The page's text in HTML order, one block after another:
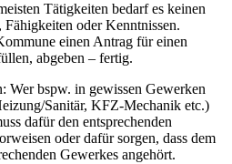
Tätigkeiten bedarf es keinen
Fähigkeiten oder Kenntnissen.
einen Antrag für einen
abgeben – fertig.
Wer bspw. in gewissen Gewerken
Sanitär, KFZ-Mechanik etc.)
dafür den entsprechenden
oder dafür sorgen, dass dem
Gewerkes angehört.